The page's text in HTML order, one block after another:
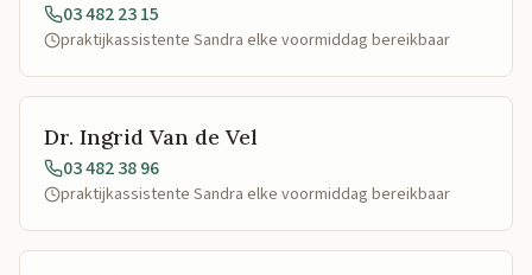
03 482 23 15
praktijkassistente Sandra elke voormiddag bereikbaar
Dr. Ingrid Van de Vel
03 482 38 96
praktijkassistente Sandra elke voormiddag bereikbaar